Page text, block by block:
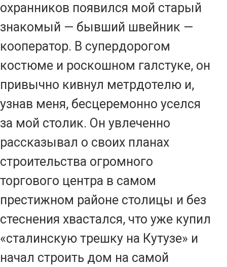
охранников появился мой старый
знакомый — бывший швейник —
кооператор. В супердорогом
костюме и роскошном галстуке, он
привычно кивнул метрдотелю и,
узнав меня, бесцеремонно уселся
за мой столик. Он увлеченно
рассказывал о своих планах
строительства огромного
торгового центра в самом
престижном районе столицы и без
стеснения хвастался, что уже купил
«сталинскую трешку на Кутузе» и
начал строить дом на самой